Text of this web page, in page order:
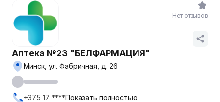
Аптека №23 "БЕЛФАРМАЦИЯ"
Минск, ул. Фабричная, д. 26
+375 17 ****Показать полностью
Нет отзывов